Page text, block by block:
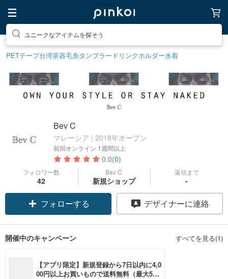
ユニークなアイテムを探そう
PETテープ台湾茶器毛糸タンブラー ドリンクホルダー水着
Bev C
マレーシア | 2018年オープン
前回オンライン 1週間以上
0.0(0)
フォロワー数
42
Bev C
新規ショップ
返信まで
-
フォローする デザイナーに連絡
開催中のキャンペーン すべてを見る(1)
【アプリ限定】新規登録から7日以内に4,0
00円以上お買いもので送料無料（最大500